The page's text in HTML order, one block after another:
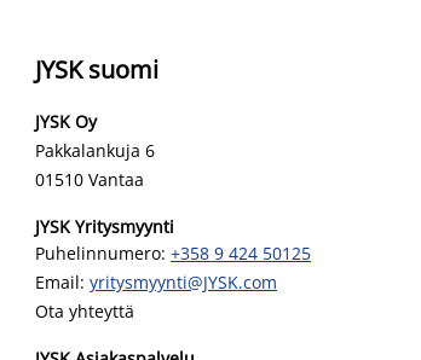
JYSK suomi
JYSK Oy
Pakkalankuja 6
01510 Vantaa
JYSK Yritysmyynti
Puhelinnumero: +358 9 424 50125
Email: yritysmyynti@JYSK.com
Ota yhteyttä